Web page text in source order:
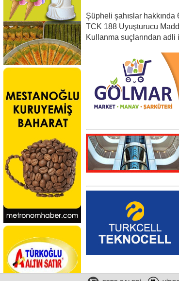
Şüpheli şahıslar hakkında
TCK 188 Uyuşturucu
Kullanma suçlarından adli